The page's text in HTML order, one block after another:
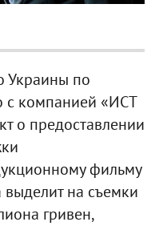
Украины по
с компанией «ИСТ
о предоставлении
фильму
на съемки
гривен,